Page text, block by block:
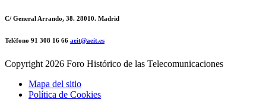
C/ General Arrando, 38. 28010. Madrid
Teléfono 91 308 16 66 aeit@aeit.es
Copyright 2026 Foro Histórico de las Telecomunicaciones
Mapa del sitio
Política de Cookies